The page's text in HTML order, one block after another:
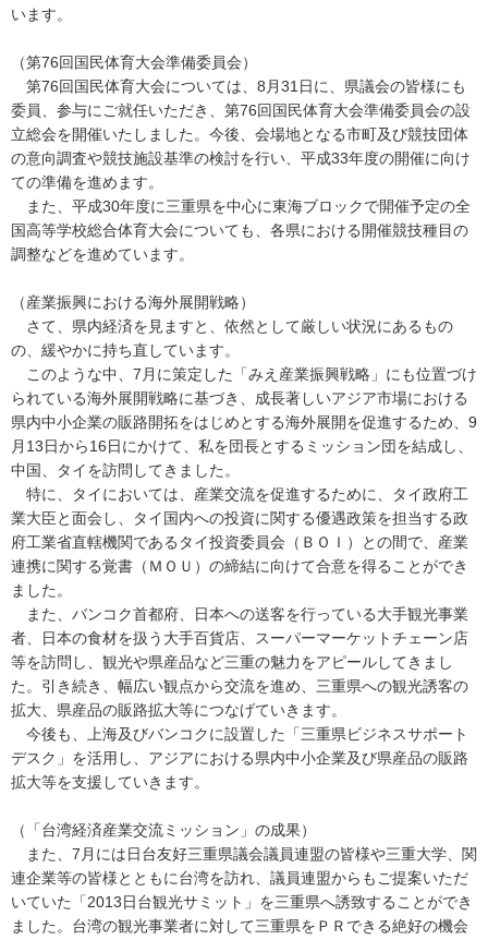
います。
（第76回国民体育大会準備委員会）
第76回国民体育大会については、8月31日に、県議会の皆様にも
委員、参与にご就任いただき、第76回国民体育大会準備委員会の設
立総会を開催いたしました。今後、会場地となる市町及び競技団体
の意向調査や競技施設基準の検討を行い、平成33年度の開催に向け
ての準備を進めます。
また、平成30年度に三重県を中心に東海ブロックで開催予定の全
国高等学校総合体育大会についても、各県における開催競技種目の
調整などを進めています。
（産業振興における海外展開戦略）
さて、県内経済を見ますと、依然として厳しい状況にあるもの
の、緩やかに持ち直しています。
このような中、7月に策定した「みえ産業振興戦略」にも位置づけ
られている海外展開戦略に基づき、成長著しいアジア市場における
県内中小企業の販路開拓をはじめとする海外展開を促進するため、9
月13日から16日にかけて、私を団長とするミッション団を結成し、
中国、タイを訪問してきました。
特に、タイにおいては、産業交流を促進するために、タイ政府工
業大臣と面会し、タイ国内への投資に関する優遇政策を担当する政
府工業省直轄機関であるタイ投資委員会（ＢＯＩ）との間で、産業
連携に関する覚書（ＭＯＵ）の締結に向けて合意を得ることができ
ました。
また、バンコク首都府、日本への送客を行っている大手観光事業
者、日本の食材を扱う大手百貨店、スーパーマーケットチェーン店
等を訪問し、観光や県産品など三重の魅力をアピールしてきまし
た。引き続き、幅広い観点から交流を進め、三重県への観光誘客の
拡大、県産品の販路拡大等につなげていきます。
今後も、上海及びバンコクに設置した「三重県ビジネスサポート
デスク」を活用し、アジアにおける県内中小企業及び県産品の販路
拡大等を支援していきます。
（「台湾経済産業交流ミッション」の成果）
また、7月には日台友好三重県議会議員連盟の皆様や三重大学、関
連企業等の皆様とともに台湾を訪れ、議員連盟からもご提案いただ
いていた「2013日台観光サミット」を三重県へ誘致することができ
ました。台湾の観光事業者に対して三重県をＰＲできる絶好の機会